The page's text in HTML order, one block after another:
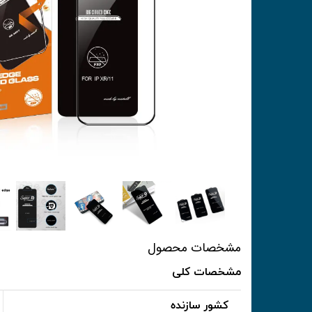
مشخصات محصول
مشخصات کلی
کشور سازنده